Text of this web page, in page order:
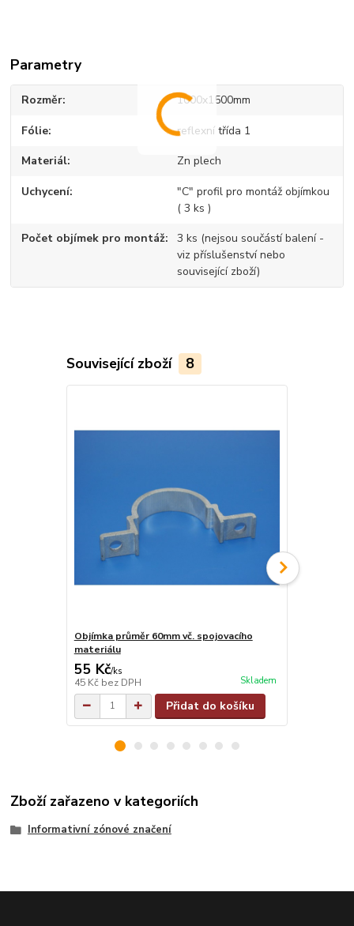
Parametry
Rozměr 1000x1500mm
Fólie reflexní třída 1
Materiál Zn plech
Uchycení
"C" profil pro montáž objímkou
( 3 ks )
Počet objímek pro montáž
3 ks (nejsou součástí balení -
viz příslušenství nebo
související zboží)
Související zboží 8
Objímka průměr 60mm vč. spojovacího
materiálu
55 Kč/ks
45 Kč bez DPH Skladem
Přidat do košíku
Zboží zařazeno v kategoriích
Informativní zónové značení